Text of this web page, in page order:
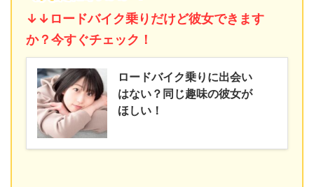
↓↓ロードバイク乗りだけど彼女できます
か？今すぐチェック！
ロードバイク乗りに出会い
はない？同じ趣味の彼女が
ほしい！